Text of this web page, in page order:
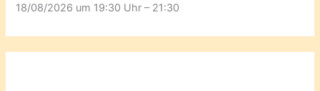
18/08/2026 um 19:30 Uhr – 21:30